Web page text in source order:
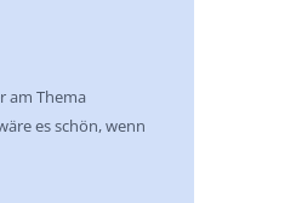
am Thema
es schön, wenn